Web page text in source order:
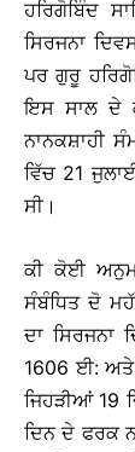
ਹਰਿਗੋਬਿੰਦ
ਸਿਰਜਨਾ
ਪਰ ਗੁਰੂ
ਇਸ ਸਾਲ ਦੇ
ਨਾਨਕਸ਼ਾਹੀ
ਵਿੱਚ 21
ਸੀ।
ਕੀ ਕੋਈ
ਸੰਬੰਧਿਤ ਦੋ
ਦਾ ਸਿਰਜਨਾ
1606 ਈ: ਅਤੇ
ਜਿਹੜੀਆਂ 19
ਦਿਨ ਦੇ ਫਰਕ